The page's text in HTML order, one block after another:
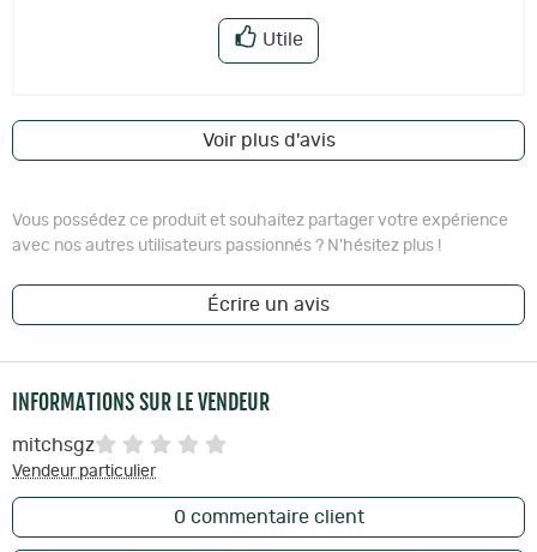
Utile
Voir plus d'avis
Vous possédez ce produit et souhaitez partager votre expérience
avec nos autres utilisateurs passionnés ? N'hésitez plus !
Écrire un avis
INFORMATIONS SUR LE VENDEUR
mitchsgz
Vendeur particulier
0commentaire client